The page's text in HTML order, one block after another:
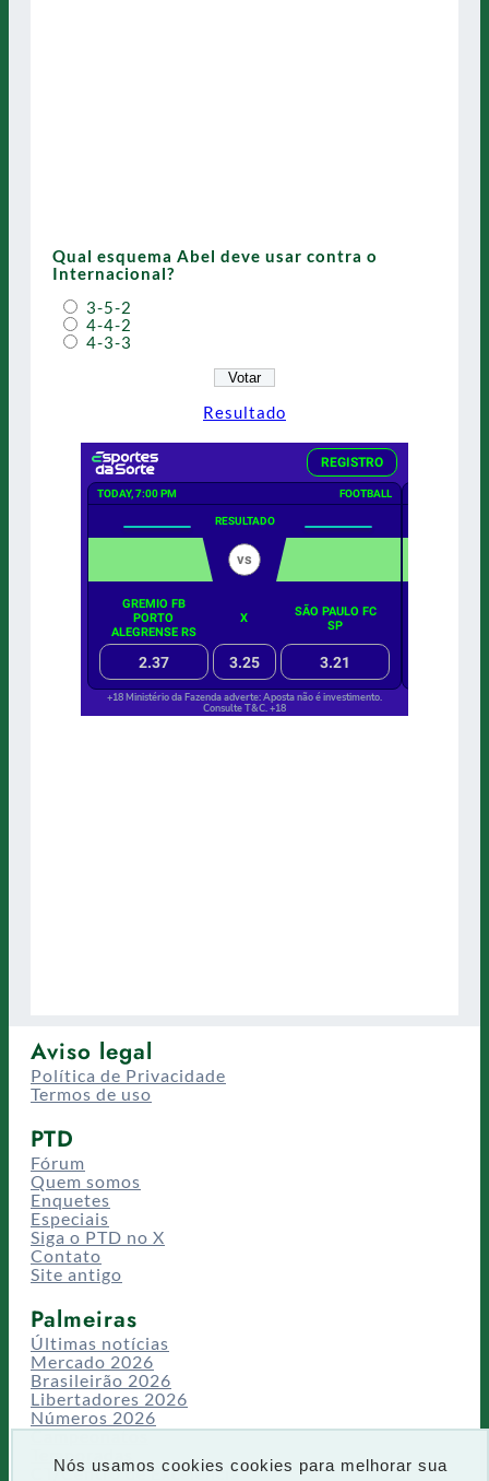
Nós usamos cookies cookies para melhorar sua
Qual esquema Abel deve usar contra o
Internacional?
3-5-2
4-4-2
4-3-3
Resultado
Aviso legal
Política de Privacidade
Termos de uso
PTD
Fórum
Quem somos
Enquetes
Especiais
Siga o PTD no X
Contato
Site antigo
Palmeiras
Últimas notícias
Mercado 2026
Brasileirão 2026
Libertadores 2026
Números 2026
Campeonatos
CT/Centro de Excelência